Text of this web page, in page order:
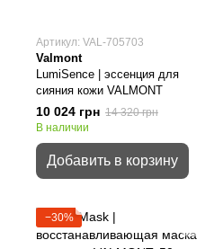
Артикул: VAL-705703
Valmont
LumiSence | эссенция для
сияния кожи VALMONT
10 024 грн 14 320 грн
В наличии
Добавить в корзину
−30%